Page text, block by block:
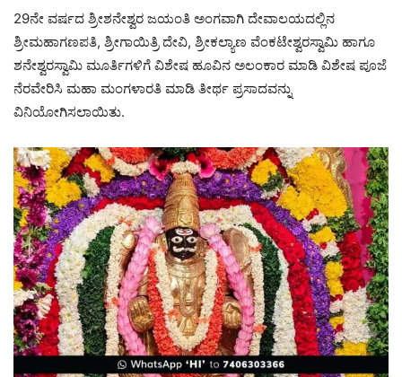
29ನೇ ವರ್ಷದ ಶ್ರೀಶನೇಶ್ವರ ಜಯಂತಿ ಅಂಗವಾಗಿ ದೇವಾಲಯದಲ್ಲಿನ
ಶ್ರೀಮಹಾಗಣಪತಿ, ಶ್ರೀಗಾಯಿತ್ರಿ ದೇವಿ, ಶ್ರೀಕಲ್ಯಾಣ ವೆಂಕಟೇಶ್ವರಸ್ವಾಮಿ ಹಾಗೂ
ಶನೇಶ್ವರಸ್ವಾಮಿ ಮೂರ್ತಿಗಳಿಗೆ ವಿಶೇಷ ಹೂವಿನ ಅಲಂಕಾರ ಮಾಡಿ ವಿಶೇಷ ಪೂಜೆ
ನೆರವೇರಿಸಿ ಮಹಾ ಮಂಗಳಾರತಿ ಮಾಡಿ ತೀರ್ಥ ಪ್ರಸಾದವನ್ನು
ವಿನಿಯೋಗಿಸಲಾಯಿತು.